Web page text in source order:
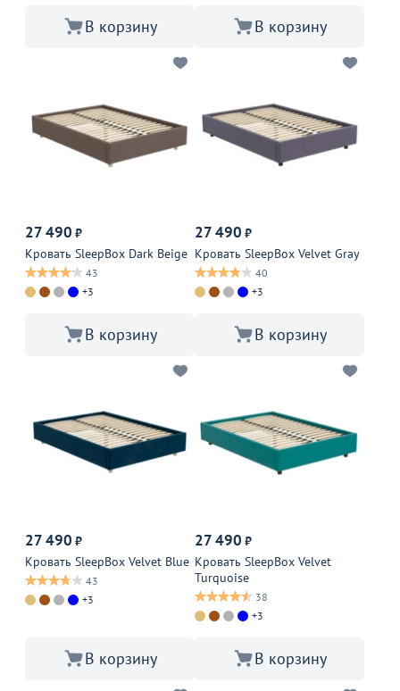
В корзину В корзину
27 490 ₽
Кровать SleepBox Dark Beige
43
+3
В корзину
27 490 ₽
Кровать SleepBox Velvet Gray
40
+3
В корзину
27 490 ₽
Кровать SleepBox Velvet Blue
43
+3
В корзину
27 490 ₽
Кровать SleepBox Velvet
Turquoise
38
+3
В корзину